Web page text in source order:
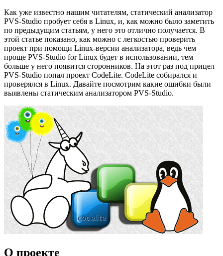
Как уже известно нашим читателям, статический анализатор
PVS-Studio пробует себя в Linux, и, как можно было заметить
по предыдущим статьям, у него это отлично получается. В
этой статье показано, как можно с легкостью проверить
проект при помощи Linux-версии анализатора, ведь чем
проще PVS-Studio for Linux будет в использовании, тем
больше у него появится сторонников. На этот раз под прицел
PVS-Studio попал проект CodeLite. CodeLite собирался и
проверялся в Linux. Давайте посмотрим какие ошибки были
выявлены статическим анализатором PVS-Studio.
О проекте